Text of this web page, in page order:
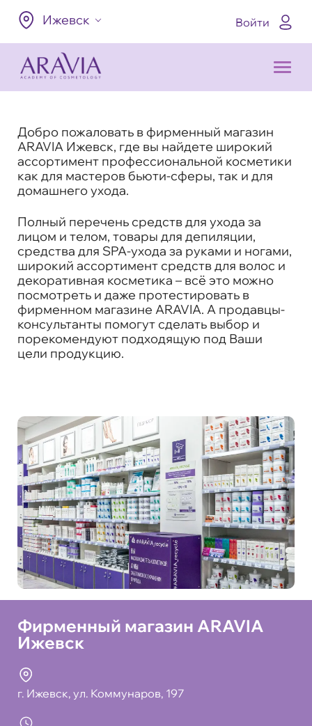
Ижевск Войти
Добро пожаловать в фирменный магазин
ARAVIA Ижевск, где вы найдете широкий
ассортимент профессиональной косметики
как для мастеров бьюти-сферы, так и для
домашнего ухода.
Полный перечень средств для ухода за
лицом и телом, товары для депиляции,
средства для SPA-ухода за руками и ногами,
широкий ассортимент средств для волос и
декоративная косметика – всё это можно
посмотреть и даже протестировать в
фирменном магазине ARAVIA. А продавцы-
консультанты помогут сделать выбор и
порекомендуют подходящую под Ваши
цели продукцию.
Фирменный магазин ARAVIA
Ижевск
г. Ижевск, ул. Коммунаров, 197